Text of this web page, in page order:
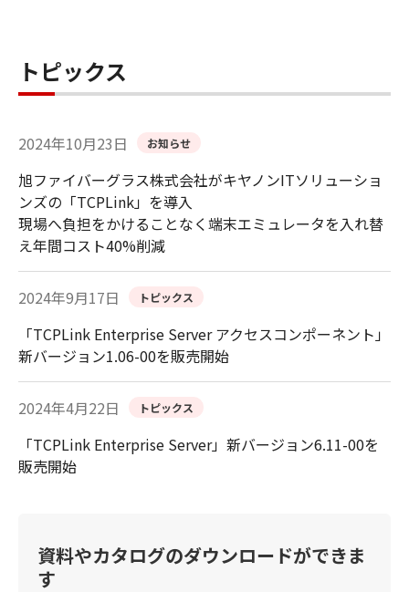
トピックス
2024年10月23日 お知らせ
旭ファイバーグラス株式会社がキヤノンITソリューショ
ンズの「TCPLink」を導入
現場へ負担をかけることなく端末エミュレータを入れ替
え年間コスト40%削減
2024年9月17日 トピックス
「TCPLink Enterprise Server アクセスコンポーネント」
新バージョン1.06-00を販売開始
2024年4月22日 トピックス
「TCPLink Enterprise Server」新バージョン6.11-00を
販売開始
資料やカタログのダウンロードができま
す